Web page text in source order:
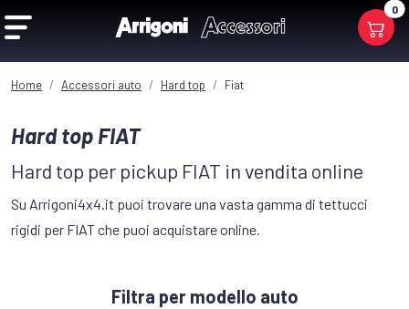
0
Home Accessori auto Hard top Fiat
Hard top FIAT
Hard top per pickup FIAT in vendita online
Su Arrigoni4x4.it puoi trovare una vasta gamma di tettucci
rigidi per FIAT che puoi acquistare online.
Filtra per modello auto